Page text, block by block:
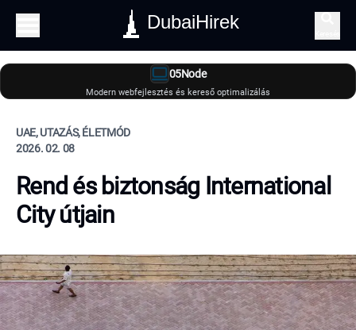
DubaiHirek
05Node
Modern webfejlesztés és kereső optimalizálás
UAE, UTAZÁS, ÉLETMÓD
2026. 02. 08
Rend és biztonság International
City útjain